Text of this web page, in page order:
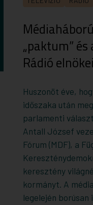
„paktum”
Rádió
Huszonöt éve,
időszaka után
parlamenti
Antall József
Fórum (MDF), a
keresztény
kormányt. A
legelején borúsan